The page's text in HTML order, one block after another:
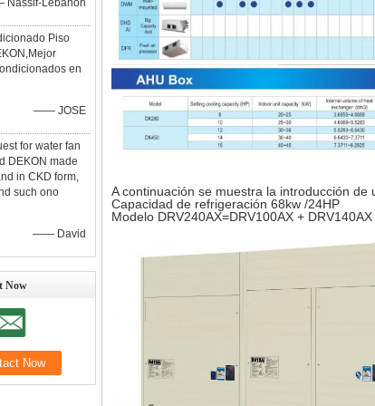
Lebanon
Piso
en
—— JOSE
for water fan
DEKON made
in CKD form,
such ono
—— David
Now
A continuación se muestra la introducción
Capacidad de refrigeración 68kw /24HP
Modelo DRV240AX=DRV100AX + DRV140AX